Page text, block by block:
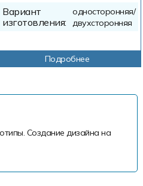
Вариант
изготовления:
односторонняя/
двухсторонняя
Подробнее
Создание дизайна на